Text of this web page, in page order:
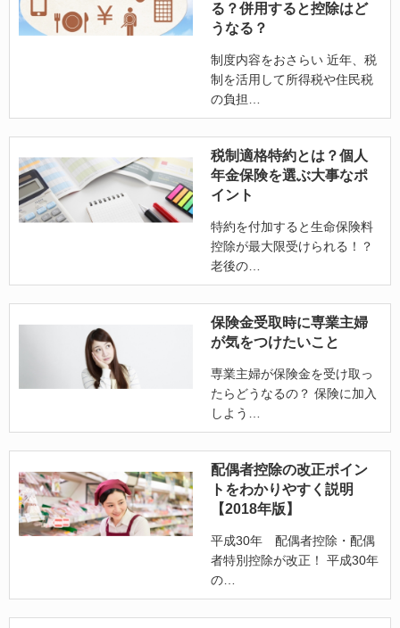
る？併用すると控除はど
うなる？
制度内容をおさらい 近年、税
制を活用して所得税や住民税
の負担
税制適格特約とは？個人
年金保険を選ぶ大事なポ
イント
特約を付加すると生命保険料
控除が最大限受けられる！？
老後の
保険金受取時に専業主婦
が気をつけたいこと
専業主婦が保険金を受け取っ
たらどうなるの？ 保険に加入
しよう
配偶者控除の改正ポイン
トをわかりやすく説明
【2018年版】
平成30年 配偶者控除・配偶
者特別控除が改正！ 平成30年
の